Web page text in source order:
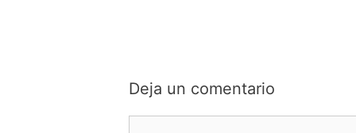
Deja un comentario